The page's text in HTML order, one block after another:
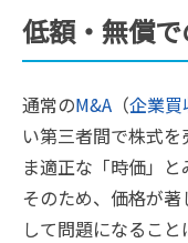
低額・無償
通常のM&A （企業買
い第三者間で株式
ま適正な「時価」と
そのため、価格が
して問題になること